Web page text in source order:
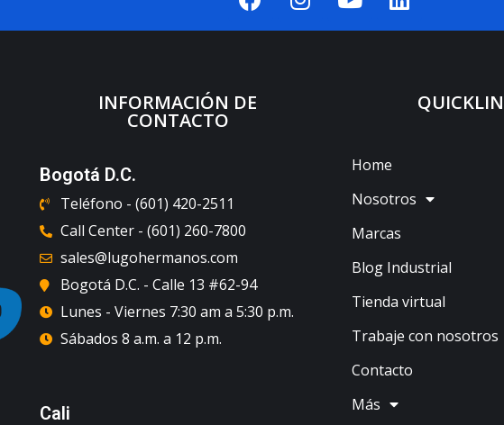
INFORMACIÓN DE
CONTACTO
Bogotá D.C.
Teléfono - (601) 420-2511
Call Center - (601) 260-7800
sales@lugohermanos.com
Bogotá D.C. - Calle 13 #62-94
Lunes - Viernes 7:30 am a 5:30 p.m.
Sábados 8 a.m. a 12 p.m.
Cali
Home
Nosotros
Marcas
Blog Industrial
Tienda virtual
Trabaje con nosotros
Contacto
Más